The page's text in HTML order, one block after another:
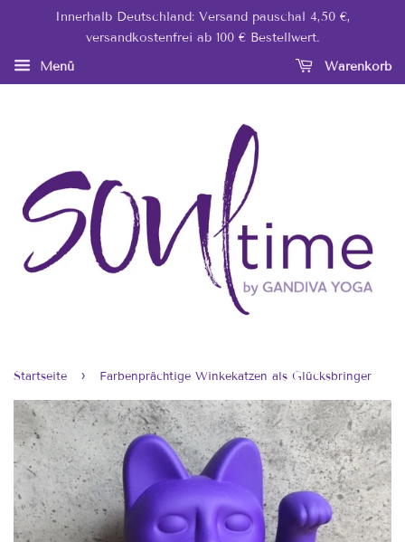
Innerhalb Deutschland: Versand pauschal 4,50 €,
versandkostenfrei ab 100 € Bestellwert.
Menü
Warenkorb
Startseite › Farbenprächtige Winkekatzen als Glücksbringer